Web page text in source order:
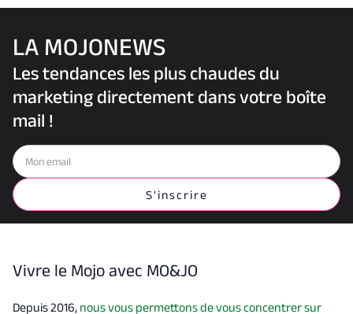
LA MOJONEWS
Les tendances les plus chaudes du
marketing directement dans votre boîte
mail !
Vivre le Mojo avec MO&JO
Depuis 2016, nous vous permettons de vous concentrer sur